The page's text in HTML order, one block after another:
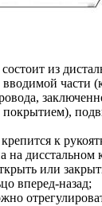
из
части
к
на дисстальном
или
вперед-назад;